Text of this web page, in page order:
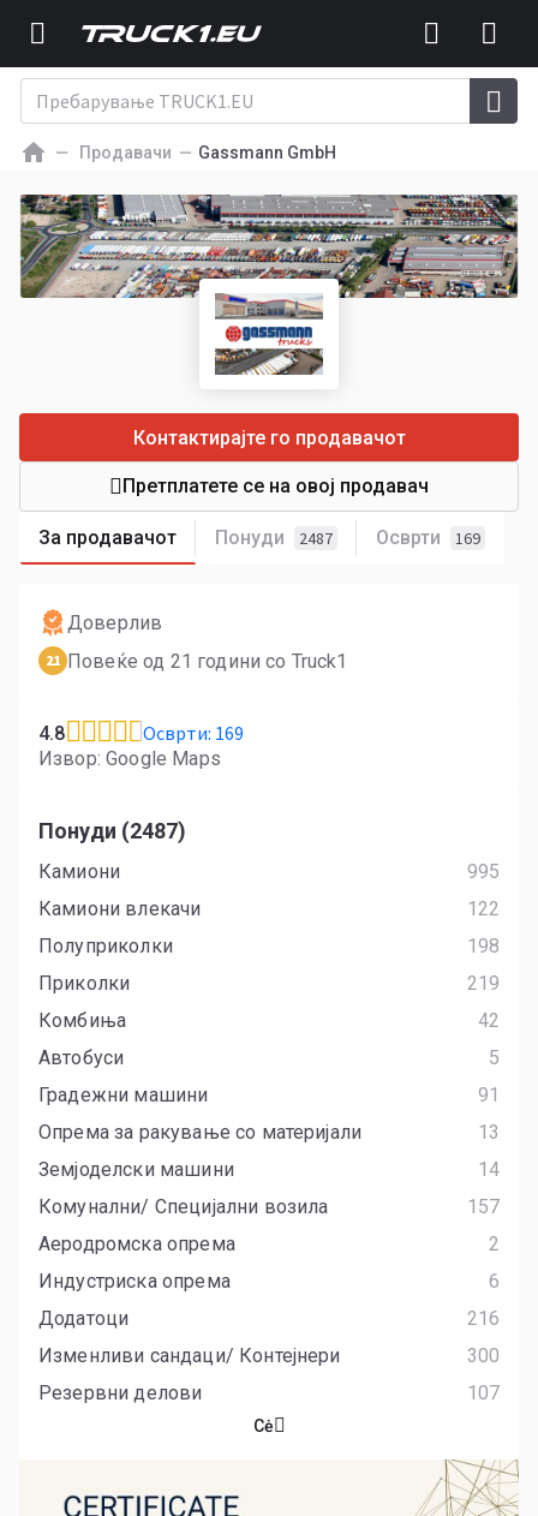
Продавачи Gassmann GmbH
За продавачот Понуди 2487 Осврти 169
Контактирајте го продавачот
Претплатете се на овој продавач
Доверлив
21 Повеќе од 21 години со Truck1
4.8 Осврти: 169
Извор: Google Maps
Понуди (2487)
Камиони
995
Камиони влекачи
122
Полуприколки
198
Приколки
219
Комбиња
42
Автобуси
5
Градежни машини
91
Опрема за ракување со материјали
13
Земјоделски машини
14
Комунални/ Специјални возила
157
Аеродромска опрема
2
Индустриска опрема
6
Додатоци
216
Изменливи сандаци/ Контејнери
300
Резервни делови
107
Сė